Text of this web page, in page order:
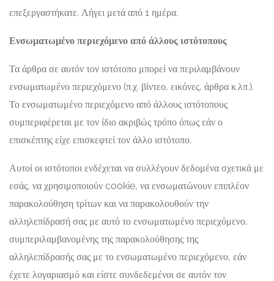
επεξεργαστήκατε. Λήγει μετά από 1 ημέρα.
Ενσωματωμένο περιεχόμενο από άλλους ιστότοπους
Τα άρθρα σε αυτόν τον ιστότοπο μπορεί να περιλαμβάνουν
ενσωματωμένο περιεχόμενο (π.χ. βίντεο, εικόνες, άρθρα κ.λπ.).
Το ενσωματωμένο περιεχόμενο από άλλους ιστότοπους
συμπεριφέρεται με τον ίδιο ακριβώς τρόπο όπως εάν ο
επισκέπτης είχε επισκεφτεί τον άλλο ιστότοπο.
Αυτοί οι ιστότοποι ενδέχεται να συλλέγουν δεδομένα σχετικά με
εσάς, να χρησιμοποιούν cookie, να ενσωματώνουν επιπλέον
παρακολούθηση τρίτων και να παρακολουθούν την
αλληλεπίδρασή σας με αυτό το ενσωματωμένο περιεχόμενο,
συμπεριλαμβανομένης της παρακολούθησης της
αλληλεπίδρασής σας με το ενσωματωμένο περιεχόμενο, εάν
έχετε λογαριασμό και είστε συνδεδεμένοι σε αυτόν τον